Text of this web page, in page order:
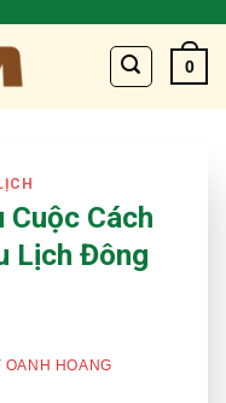
0
Cách
Lịch Đông
OANH HOANG